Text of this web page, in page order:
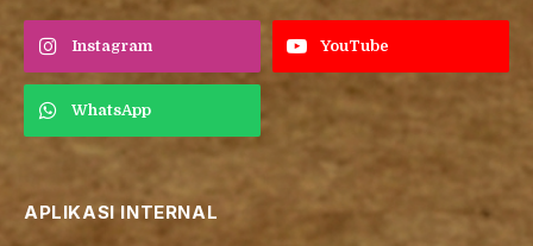
Instagram YouTube
WhatsApp
APLIKASI INTERNAL